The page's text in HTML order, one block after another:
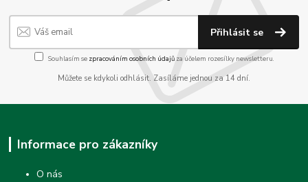
Přihlásit se
Souhlasím se zpracováním osobních údajůza účelem rozesílky newsletteru.
Můžete se kdykoli odhlásit. Zasíláme jednou za 14 dní.
Informace pro zákazníky
O nás